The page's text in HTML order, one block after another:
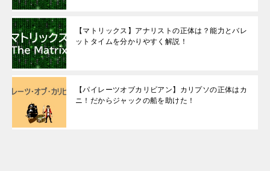
【マトリックス】アナリストの正体は？能力とバレ
ットタイムを分かりやすく解説！
【パイレーツオブカリビアン】カリプソの正体はカ
ニ！だからジャックの船を助けた！